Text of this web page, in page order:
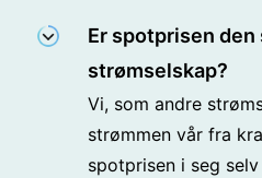
Er spotprisen den
strømselskap?
Vi, som andre
strømmen vår fra
spotprisen i seg